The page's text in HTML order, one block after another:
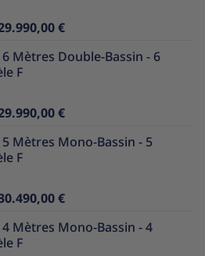
:
€Le
actuel
Mètres Double-Bassin - 6
F
:
€Le
actuel
5 Mètres Mono-Bassin - 5
F
:
€Le
actuel
4 Mètres Mono-Bassin - 4
F